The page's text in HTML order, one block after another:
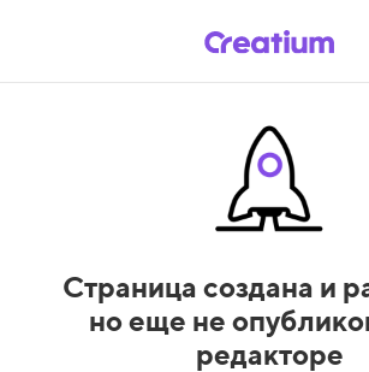
Страница создана и
но еще не
редакторе